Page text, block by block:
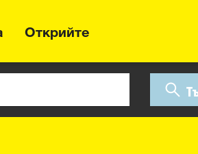
Открийте